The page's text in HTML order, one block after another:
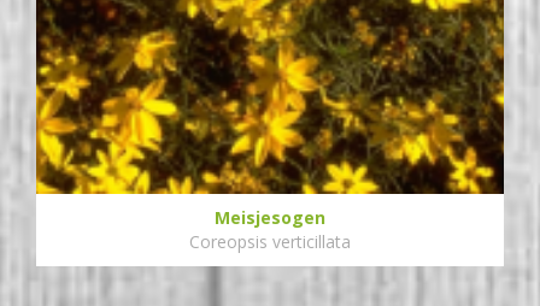
Meisjesogen
Coreopsis verticillata